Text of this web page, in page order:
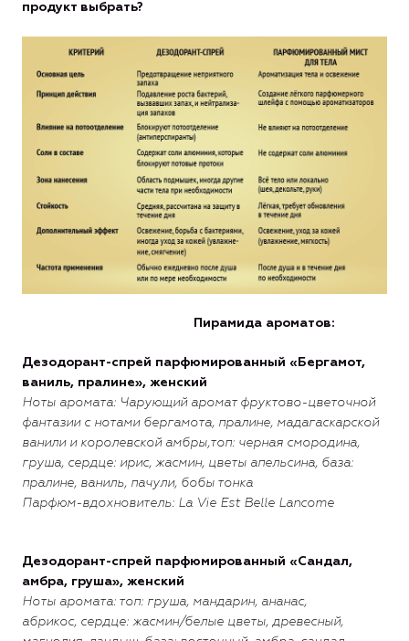
продукт выбрать?
Пирамида ароматов:
Дезодорант-спрей парфюмированный «Бергамот,
ваниль, пралине», женский
Ноты аромата: Чарующий аромат фруктово-цветочной
фантазии с нотами бергамота, пралине, мадагаскарской
ванили и королевской амбры,топ: черная смородина,
груша, сердце: ирис, жасмин, цветы апельсина, база:
пралине, ваниль, пачули, бобы тонка
Парфюм-вдохновитель: La Vie Est Belle Lancome
Дезодорант-спрей парфюмированный «Сандал,
амбра, груша», женский
Ноты аромата: топ: груша, мандарин, ананас,
абрикос, сердце: жасмин/белые цветы, древесный,